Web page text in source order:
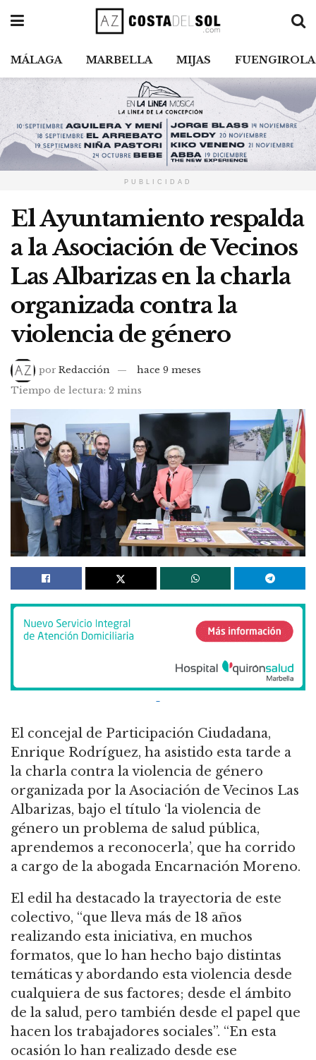
MÁLAGA MARBELLA MIJAS FUENGIROLA
PUBLICIDAD
El Ayuntamiento respalda
a la Asociación de Vecinos
Las Albarizas en la charla
organizada contra la
violencia de género
por Redacción
hace 9 meses
Tiempo de lectura: 2 mins
El concejal de Participación Ciudadana,
Enrique Rodríguez, ha asistido esta tarde a
la charla contra la violencia de género
organizada por la Asociación de Vecinos Las
Albarizas, bajo el título ‘la violencia de
género un problema de salud pública,
aprendemos a reconocerla’, que ha corrido
a cargo de la abogada Encarnación Moreno.
El edil ha destacado la trayectoria de este
colectivo, “que lleva más de 18 años
realizando esta iniciativa, en muchos
formatos, que lo han hecho bajo distintas
temáticas y abordando esta violencia desde
cualquiera de sus factores; desde el ámbito
de la salud, pero también desde el papel que
hacen los trabajadores sociales”. “En esta
ocasión lo han realizado desde ese